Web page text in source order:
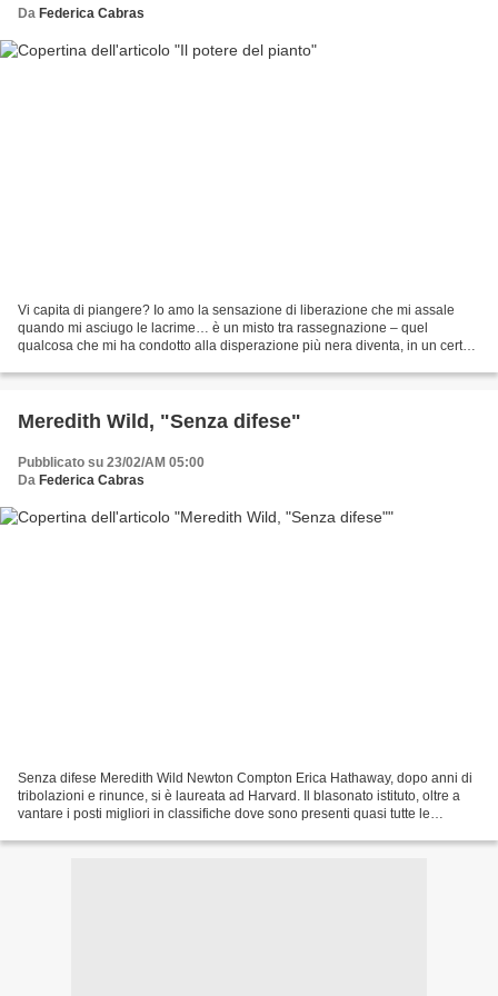
Da Federica Cabras
Vi capita di piangere? Io amo la sensazione di liberazione che mi assale
quando mi asciugo le lacrime… è un misto tra rassegnazione – quel
qualcosa che mi ha condotto alla disperazione più nera diventa, in un certo
Meredith Wild, "Senza difese"
Pubblicato su 23/02/AM 05:00
Da Federica Cabras
Senza difese Meredith Wild Newton Compton Erica Hathaway, dopo anni di
tribolazioni e rinunce, si è laureata ad Harvard. Il blasonato istituto, oltre a
vantare i posti migliori in classifiche dove sono presenti quasi tutte le